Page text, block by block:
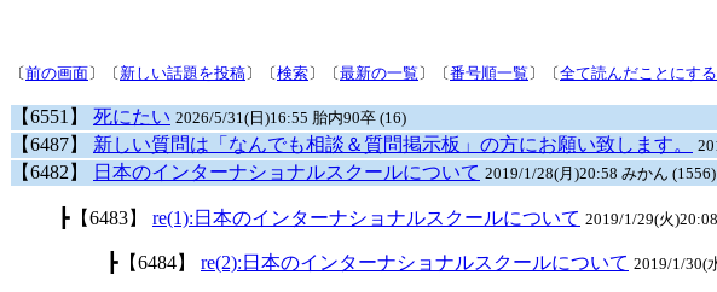
〔前の画面〕〔 新しい話題を投稿〕〔検索〕〔最新の一覧 〕〔番号順一覧 〕〔全て読んだことにする
【6551】 死にたい 2026/5/31(日)16:55 胎内90卒 (16)
【6487】 新しい質問は「なんでも相談＆質問掲示板」の方にお願い致します。
【6482】 日本のインターナショナルスクールについて 2019/1/28(月)20:58 みかん (1556)
┣ 【6483】 re(1):日本のインターナショナルスクールについて 2019/1/29(火
┣ 【6484】 re(2):日本のインターナショナルスクールについて 2019/1/30(